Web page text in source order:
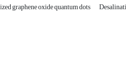
graphene oxide quantum dots